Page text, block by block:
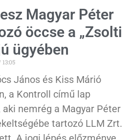
Magyar Péter
öccse a „Zsolti
ügyében
13:05
János és Kiss Márió
a Kontroll című lap
nemrég a Magyar Péter
tartozó LLM Zrt.